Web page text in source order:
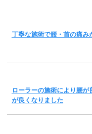
丁寧な施術で腰・首の痛み
ローラーの施術により腰
が良くなりました